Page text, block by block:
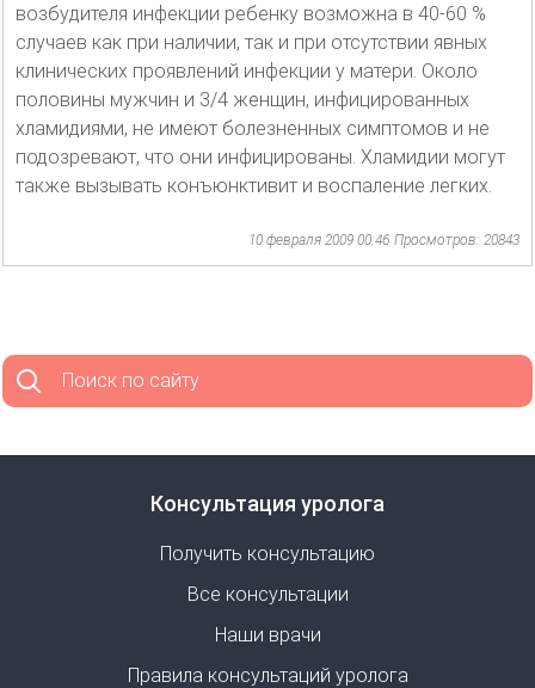
возбудителя инфекции ребенку возможна в 40-60 %
случаев как при наличии, так и при отсутствии явных
клинических проявлений инфекции у матери. Около
половины мужчин и 3/4 женщин, инфицированных
хламидиями, не имеют болезненных симптомов и не
подозревают, что они инфицированы. Хламидии могут
также вызывать конъюнктивит и воспаление легких.
10 февраля 2009 00:46 Просмотров: 20843
Поиск по сайту
Консультация уролога
Получить консультацию
Все консультации
Наши врачи
Правила консультаций уролога